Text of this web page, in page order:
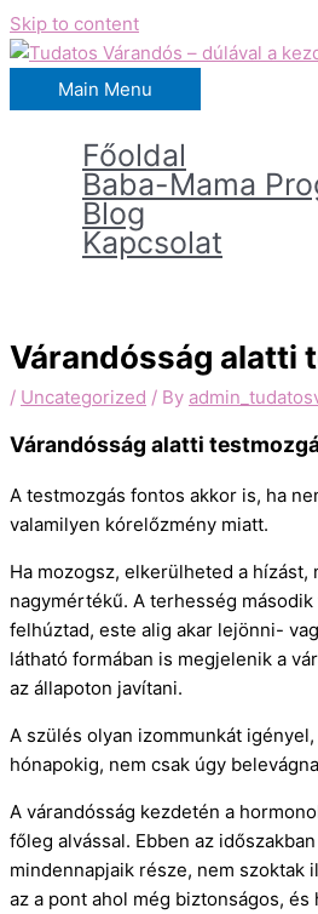
Skip to content
Main Menu
Főoldal
Baba-Mama
Blog
Kapcsolat
Várandósság alatti
/ Uncategorized / By
Várandósság alatti
A testmozgás fontos akkor is, ha
valamilyen kórelőzmény miatt.
Ha mozogsz, elkerülheted a
nagymértékű. A terhesség
felhúztad, este alig akar lejönni-
látható formában is megjelenik a
az állapoton javítani.
A szülés olyan izommunkát
hónapokig, nem csak úgy
A várandósság kezdetén a
főleg alvással. Ebben az
mindennapjaik része, nem szoktak
az a pont ahol még biztonságos,